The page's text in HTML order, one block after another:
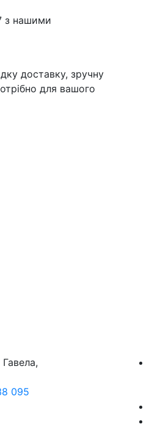
з нашими
доставку, зручну
для вашого
095